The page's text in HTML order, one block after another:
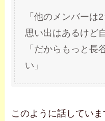
「他のメンバーは
思い出はあるけど
「だからもっと長
い」
このように話していま